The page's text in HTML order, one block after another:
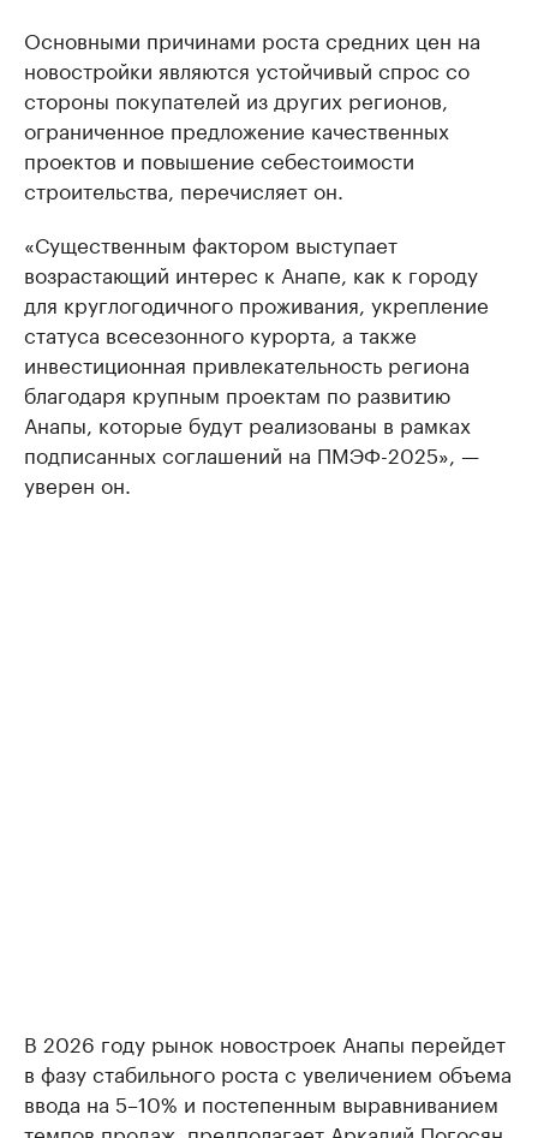
Основными причинами роста средних цен на
новостройки являются устойчивый спрос со
стороны покупателей из других регионов,
ограниченное предложение качественных
проектов и повышение себестоимости
строительства, перечисляет он.
«Существенным фактором выступает
возрастающий интерес к Анапе, как к городу
для круглогодичного проживания, укрепление
статуса всесезонного курорта, а также
инвестиционная привлекательность региона
благодаря крупным проектам по развитию
Анапы, которые будут реализованы в рамках
подписанных соглашений на ПМЭФ-2025», —
уверен он.
В 2026 году рынок новостроек Анапы перейдет
в фазу стабильного роста с увеличением объема
ввода на 5–10% и постепенным выравниванием